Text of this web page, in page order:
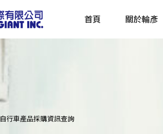
首頁 關於輪彥
自行車產品採購資訊查詢